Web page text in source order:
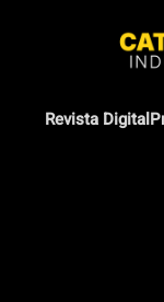
Revista Digital